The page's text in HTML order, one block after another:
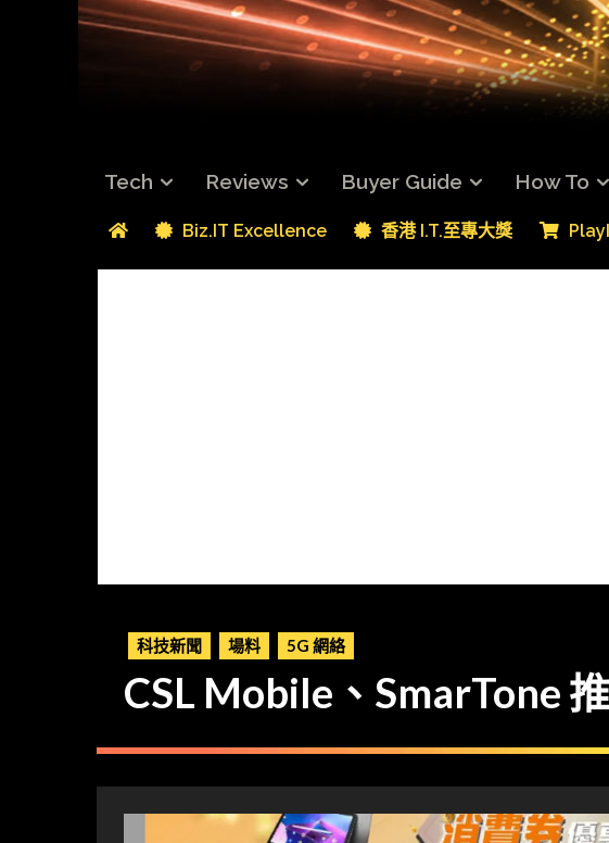
Tech Reviews Buyer Guide How To
Biz.IT Excellence 香港 I.T.至專大獎
科技新聞 場料 5G 網絡
CSL Mobile、SmarTone